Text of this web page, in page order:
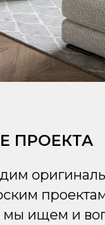
ПРОЕКТА
мы ищем и